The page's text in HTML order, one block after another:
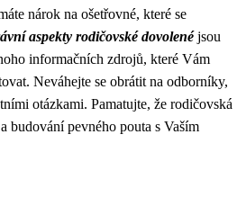
nárok na ošetřovné, které se
aspekty rodičovské dovolenéjsou
informačních zdrojů, které Vám
Neváhejte se obrátit na odborníky,
otázkami. Pamatujte, že rodičovská
budování pevného pouta s Vaším